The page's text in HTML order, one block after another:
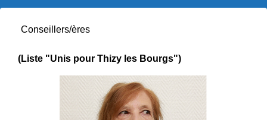
Conseillers/ères
(Liste "Unis pour Thizy les Bourgs")